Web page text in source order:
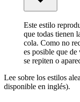
Este estilo
que todas tienen
cola. Como no
es posible que de
se repiten o
Lee sobre los estilos
disponible en inglés).